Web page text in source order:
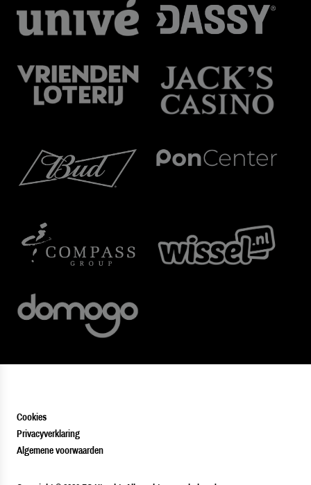
Cookies
Privacyverklaring
Algemene voorwaarden